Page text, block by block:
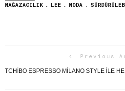
MAĞAZACILIK
LEE MODA
Previous
TCHIBO ESPRESSO MILANO STYLE ILE